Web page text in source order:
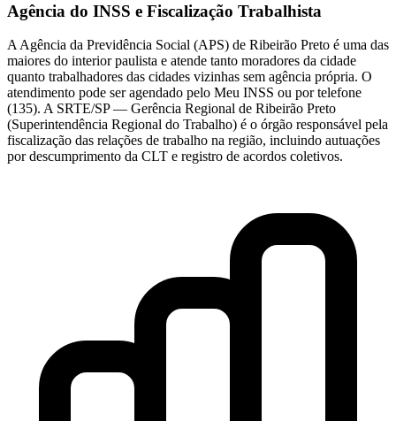
Agência do INSS e Fiscalização Trabalhista
A Agência da Previdência Social (APS) de Ribeirão Preto é uma das
maiores do interior paulista e atende tanto moradores da cidade
quanto trabalhadores das cidades vizinhas sem agência própria. O
atendimento pode ser agendado pelo Meu INSS ou por telefone
(135). A SRTE/SP — Gerência Regional de Ribeirão Preto
(Superintendência Regional do Trabalho) é o órgão responsável pela
fiscalização das relações de trabalho na região, incluindo autuações
por descumprimento da CLT e registro de acordos coletivos.